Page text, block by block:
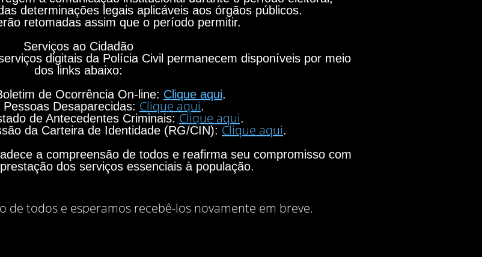
determinações legais aplicáveis aos órgãos públicos.
retomadas assim que o período permitir.
Serviços ao Cidadão
digitais da Polícia Civil permanecem disponíveis por meio
dos links abaixo:
de Ocorrência On-line: Clique aqui.
Pessoas Desaparecidas: Clique aqui.
de Antecedentes Criminais: Clique aqui.
da Carteira de Identidade (RG/CIN): Clique aqui.
a compreensão de todos e reafirma seu compromisso com
dos serviços essenciais à população.
de todos e esperamos recebê-los novamente em breve.